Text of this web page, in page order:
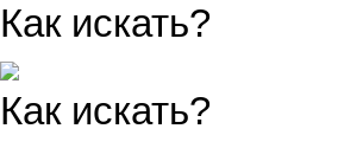
Как искать?
Как искать?